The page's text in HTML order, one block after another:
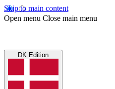
Skip to main content
Open menu Close main menu
DK Edition